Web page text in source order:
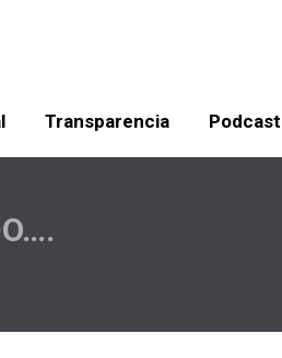
Transparencia Podcast